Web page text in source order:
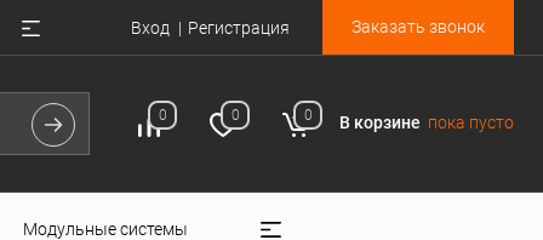
Вход Регистрация Заказать звонок
0 0 0 В корзине пока пусто
Модульные системы